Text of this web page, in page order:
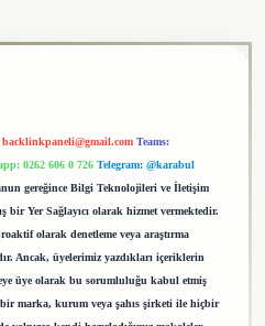
backlinkpaneli@gmail.com Teams:
0262 606 0 726 Telegram: @karabul
gereğince Bilgi Teknolojileri ve İletişim
Yer Sağlayıcı olarak hizmet vermektedir.
olarak denetleme veya araştırma
Ancak, üyelerimiz yazdıkları içeriklerin
üye olarak bu sorumluluğu kabul etmiş
marka, kurum veya şahıs şirketi ile hiçbir